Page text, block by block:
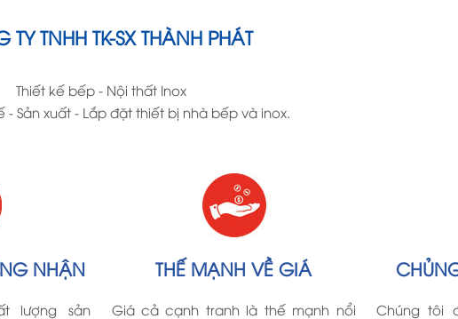
TY TNHH TK-SX THÀNH PHÁT
Thiết kế bếp - Nội thất Inox
- Sản xuất - Lắp đặt thiết bị nhà bếp và inox.
NHẬN
lượng sản
THẾ MẠNH VỀ GIÁ
Giá cả cạnh tranh là thế mạnh nổi
Chúng tôi